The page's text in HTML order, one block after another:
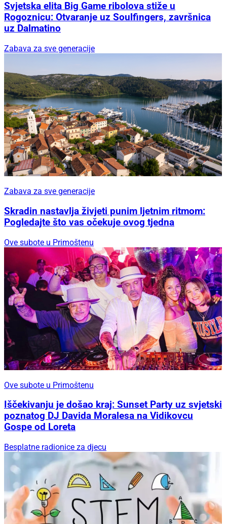
Svjetska elita Big Game ribolova stiže u
Rogoznicu: Otvaranje uz Soulfingers, završnica
uz Dalmatino
Zabava za sve generacije
Zabava za sve generacije
Skradin nastavlja živjeti punim ljetnim ritmom:
Pogledajte što vas očekuje ovog tjedna
Ove subote u Primoštenu
Ove subote u Primoštenu
Iščekivanju je došao kraj: Sunset Party uz svjetski
poznatog DJ Davida Moralesa na Vidikovcu
Gospe od Loreta
Besplatne radionice za djecu